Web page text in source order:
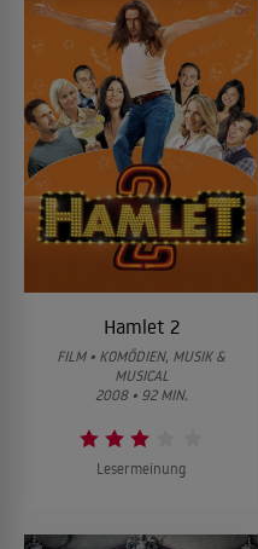
Hamlet 2
FILM • KOMÖDIEN, MUSIK &
MUSICAL
2008 • 92 MIN.
Lesermeinung